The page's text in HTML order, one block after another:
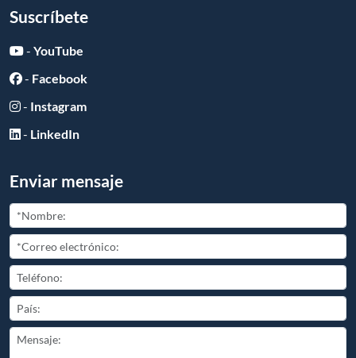
Suscríbete
- YouTube
- Facebook
- Instagram
- LinkedIn
Enviar mensaje